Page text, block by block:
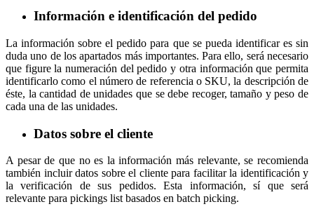
Información e identificación del pedido
La información sobre el pedido para que se pueda identificar es sin
duda uno de los apartados más importantes. Para ello, será necesario
que figure la numeración del pedido y otra información que permita
identificarlo como el número de referencia o SKU, la descripción de
éste, la cantidad de unidades que se debe recoger, tamaño y peso de
cada una de las unidades.
Datos sobre el cliente
A pesar de que no es la información más relevante, se recomienda
también incluir datos sobre el cliente para facilitar la identificación y
la verificación de sus pedidos. Esta información, sí que será
relevante para pickings list basados en batch picking.